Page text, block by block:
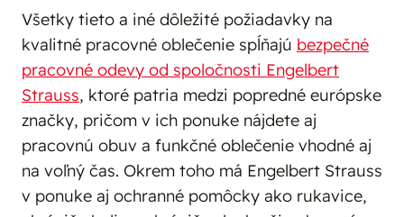
Všetky tieto a iné dôležité požiadavky na
kvalitné pracovné oblečenie spĺňajú bezpečné
pracovné odevy od spoločnosti Engelbert
Strauss, ktoré patria medzi popredné európske
značky, pričom v ich ponuke nájdete aj
pracovnú obuv a funkčné oblečenie vhodné aj
na voľný čas. Okrem toho má Engelbert Strauss
v ponuke aj ochranné pomôcky ako rukavice,